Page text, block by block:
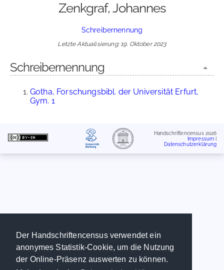
Der Handschriftencensus verwendet ein
anonymes Statistik-Cookie, um die Nutzung
der Online-Präsenz auswerten zu können.
Zenkgraf, Johannes
Schreibernennung
Letzte Aktualisierung: 19. Oktober 2023
Schreibernennung
Gotha, Forschungsbibl. der Universität Erfurt,
Gym. 1
Handschriftencensus 2026
Impressum
Datenschutzerklärung